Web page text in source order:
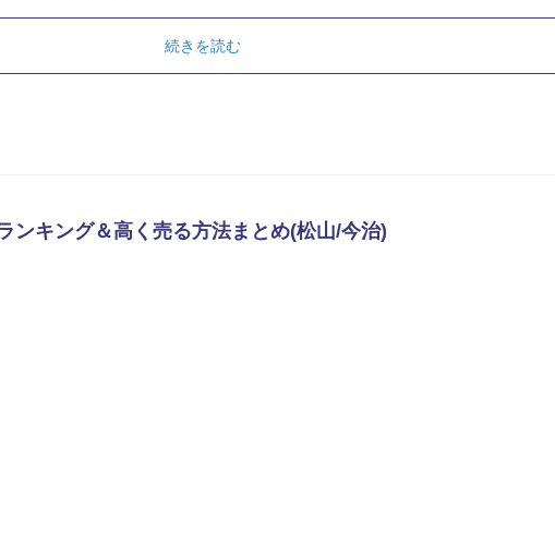
続きを読む
ンキング＆高く売る方法まとめ(松山/今治)